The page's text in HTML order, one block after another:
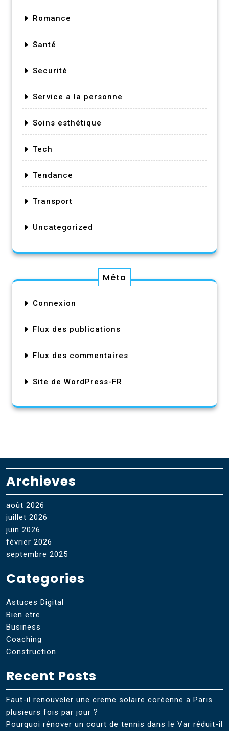
Romance
Santé
Securité
Service a la personne
Soins esthétique
Tech
Tendance
Transport
Uncategorized
Méta
Connexion
Flux des publications
Flux des commentaires
Site de WordPress-FR
Archieves
août 2026
juillet 2026
juin 2026
février 2026
septembre 2025
Categories
Astuces Digital
Bien etre
Business
Coaching
Construction
Recent Posts
Faut-il renouveler une creme solaire coréenne a Paris
plusieurs fois par jour ?
Pourquoi rénover un court de tennis dans le Var réduit-il